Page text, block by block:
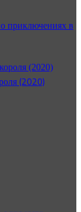
приключениях в
(2020)